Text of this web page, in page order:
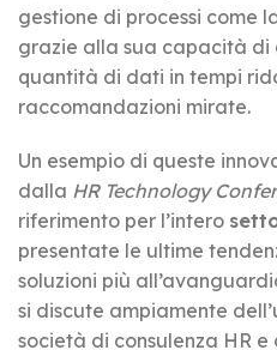
gestione di processi come
grazie alla sua capacità di
quantità di dati in tempi
raccomandazioni mirate.
Un esempio di queste
dalla HR Technology
riferimento per l’intero
presentate le ultime
soluzioni più
si discute ampiamente
società di consulenza HR